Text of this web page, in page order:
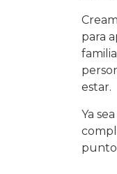
para
estar.
Ya